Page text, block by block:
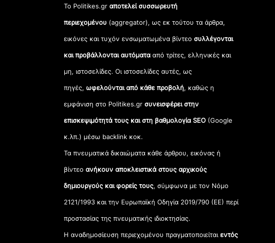
Το Politikes.grαποτελεί συσσωρευτή
περιεχομένου (aggregator), ως εκ τούτου τα άρθρα,
εικόνες και τυχόν ενσωματωμένα βίντεοσυλλέγονται
και προβάλλονται αυτόματααπό τρίτες, ελληνικές και
μη, ιστοσελίδες. Οι ιστοσελίδες αυτές, ως
πηγές,ωφελούνται από κάθε προβολή, καθώς η
εμφάνιση στο Politikes.gr συνεισφέρει στην
επισκεψιμότητά τους και στη βαθμολογία SEO (Google
κ.λπ.) μέσω backlink κοκ.
Τα πνευματικά δικαιώματα κάθε άρθρου, εικόνας ή
βίντεοανήκουν αποκλειστικά στους αρχικούς
δημιουργούς και φορείς τους, σύμφωνα με τον Νόμο
2121/1993 και την Ευρωπαϊκή Οδηγία 2019/790 (ΕΕ) περί
προστασίας της πνευματικής ιδιοκτησίας.
Η αναδημοσίευση περιεχομένου πραγματοποιείταιεντός